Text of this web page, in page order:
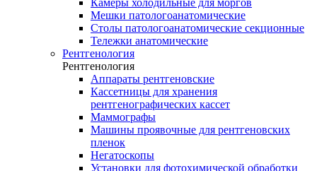
Мешки патологоанатомические
Столы патологоанатомические секционные
Тележки анатомические
Рентгенология
Рентгенология
Аппараты рентгеновские
Кассетницы для хранения
рентгенографических кассет
Маммографы
Машины проявочные для рентгеновских
пленок
Негатоскопы
Установки для фотохимической обработки